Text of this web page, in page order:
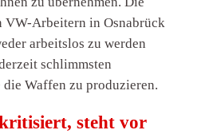
VW-Arbeitern in Osnabrück
arbeitslos zu werden
schlimmsten
Waffen zu produzieren.
steht vor